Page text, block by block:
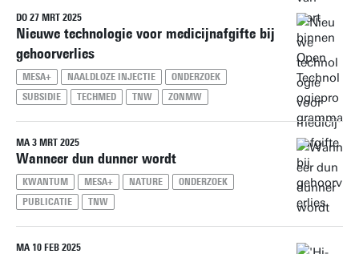
DO 27 MRT 2025
Nieuwe technologie voor medicijnafgifte bij
gehoorverlies
MESA+ NAALDLOZE INJECTIE
ONDERZOEK
SUBSIDIE
TECHMED TNW ZONMW
MA 3 MRT 2025
Wanneer dun dunner wordt
KWANTUM MESA+ NATURE
ONDERZOEK
PUBLICATIE
TNW
MA 10 FEB 2025